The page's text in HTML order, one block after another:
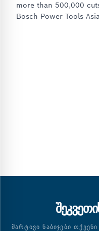
more than 500,000
Bosch Power Tools
ᲛᲐᲠᲢᲘᲕᲘ ᲜᲐᲑᲘᲯᲔᲑᲘ